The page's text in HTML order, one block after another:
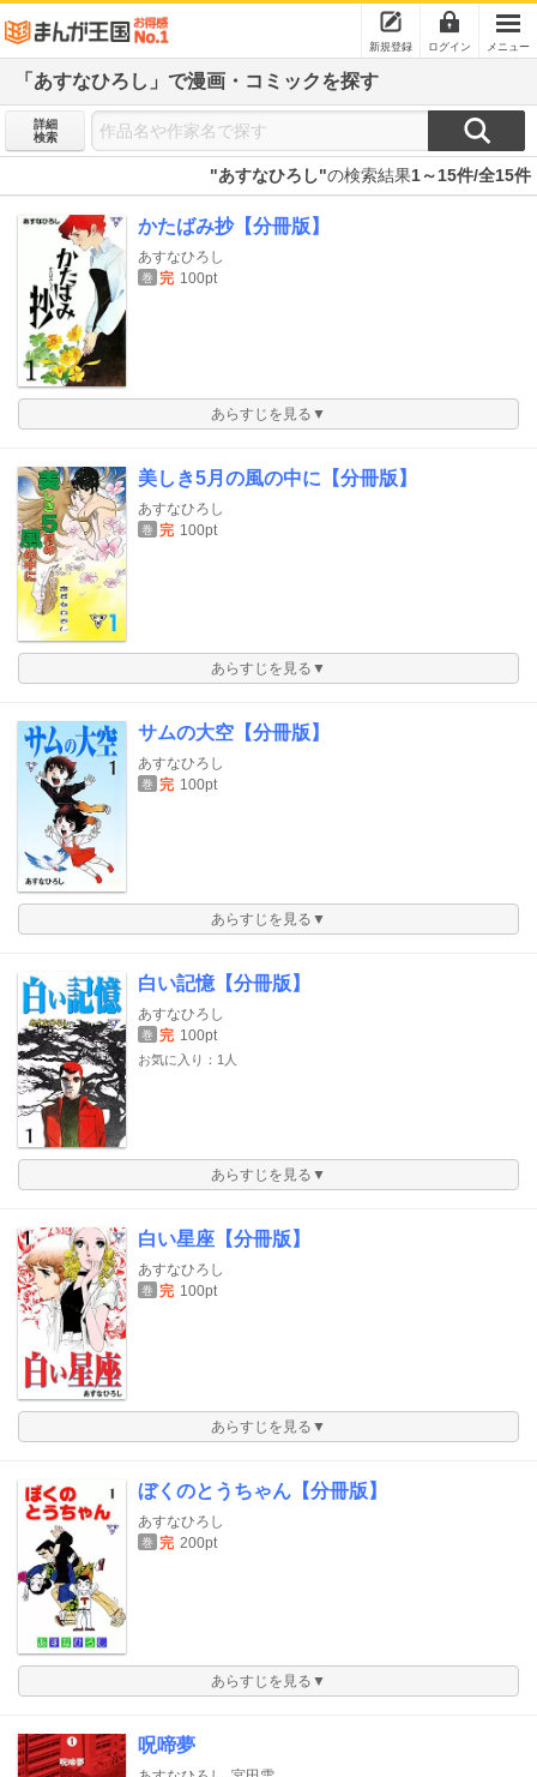
新規登録 ログイン メニュー
「あすなひろし」で漫画・コミックを探す
詳細
検索
"あすなひろし"の検索結果1～15件/全15件
かたばみ抄【分冊版】
あすなひろし
巻 完 100pt
あらすじを見る▼
美しき5月の風の中に【分冊版】
あすなひろし
巻 完 100pt
あらすじを見る▼
サムの大空【分冊版】
あすなひろし
巻 完 100pt
あらすじを見る▼
白い記憶【分冊版】
あすなひろし
巻 完 100pt
お気に入り：1人
あらすじを見る▼
白い星座【分冊版】
あすなひろし
巻 完 100pt
あらすじを見る▼
ぼくのとうちゃん【分冊版】
あすなひろし
巻 完 200pt
あらすじを見る▼
呪啼夢